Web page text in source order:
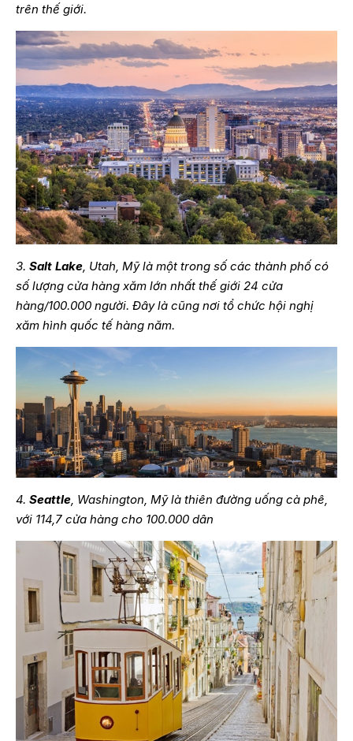
trên thế giới.
3. Salt Lake, Utah, Mỹ là một trong số các thành phố có
số lượng cửa hàng xăm lớn nhất thế giới 24 cửa
hàng/100.000 người. Đây là cũng nơi tổ chức hội nghị
xăm hình quốc tế hàng năm.
4. Seattle , Washington, Mỹ là thiên đường uống cà phê,
với 114,7 cửa hàng cho 100.000 dân